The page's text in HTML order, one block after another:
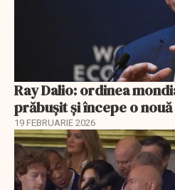
Ray Dalio: ordinea
prăbușit și începe o
19 FEBRUARIE 2026